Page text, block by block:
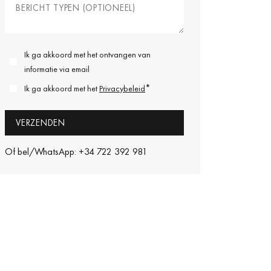
Ik ga akkoord met het ontvangen van
informatie via email
Ik ga akkoord met hetPrivacybeleid*
Of bel/WhatsApp: +34 722 392 981